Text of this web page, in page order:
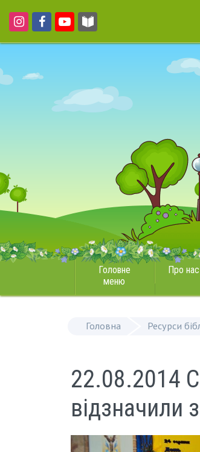
Головне
меню
Про нас
Головна Ресурси
22.08.2014
відзначили